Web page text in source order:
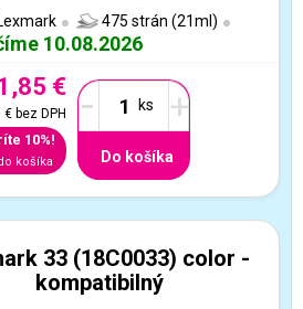
475 strán (21ml)
10.08.2026
€
€bez DPH
10%!
košíka
- +
Do košíka
33 (18C0033) color -
kompatibilný